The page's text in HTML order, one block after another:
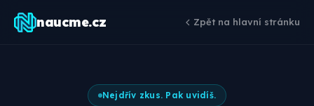
naucme.cz Zpět na hlavní stránku
Nejdřív zkus. Pak uvidíš.